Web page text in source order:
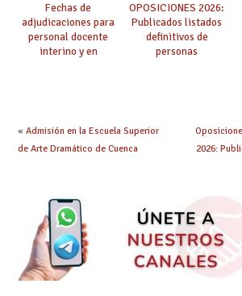
Fechas de
adjudicaciones para
personal docente
interino y en
OPOSICIONES 2026:
Publicados listados
definitivos de
personas
« Admisión en la Escuela Superior
de Arte Dramático de Cuenca
2026: